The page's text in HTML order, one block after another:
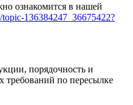
ознакомится в нашей
136384247_36675422?
порядочность и
требований по пересылке